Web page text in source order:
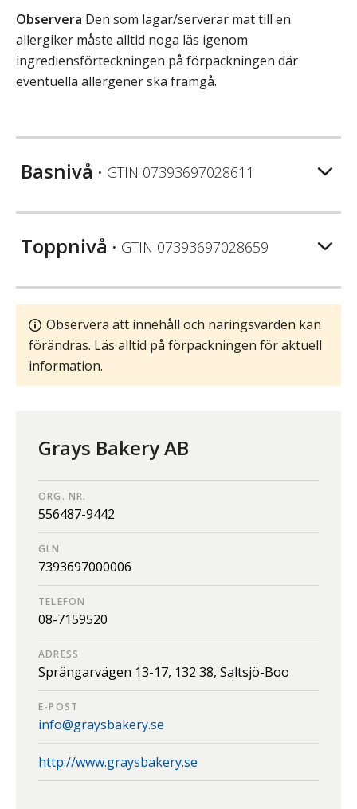
Observera Den som lagar/serverar mat till en
allergiker måste alltid noga läs igenom
ingrediensförteckningen på förpackningen där
eventuella allergener ska framgå.
Basnivå • GTIN 07393697028611
Toppnivå • GTIN 07393697028659
Observera att innehåll och näringsvärden kan
förändras. Läs alltid på förpackningen för aktuell
information.
Grays Bakery AB
ORG. NR.
556487-9442
GLN
7393697000006
TELEFON
08-7159520
ADRESS
Sprängarvägen 13-17, 132 38, Saltsjö-Boo
E-POST
info@graysbakery.se
http://www.graysbakery.se